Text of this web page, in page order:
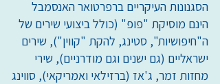
הסגנונות העיקריים ברפרטואר האנסמבל
הינם מוסיקת "פופ" (כולל ביצועי שירים של
ה"חיפושיות", סטינג, להקת "קווין"), שירים
ישראליים (גם ישנים וגם מודרניים), שירי
מחזות זמר, ג'אז (ברזילאי ואמריקאי), סווינג